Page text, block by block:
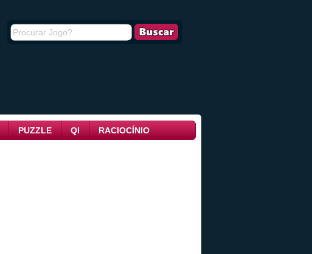
PUZZLE QI RACIOCÍNIO